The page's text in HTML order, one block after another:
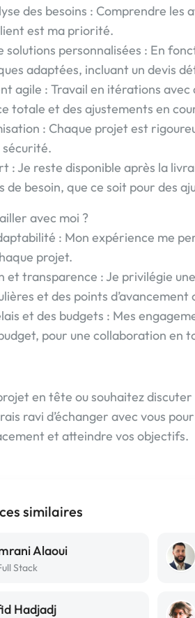
des besoins : Comprendre les
est ma priorité.
solutions personnalisées : En
adaptées, incluant un devis
agile : Travail en itérations
totale et des ajustements en
: Chaque projet est
: Je reste disponible après la
de besoin, que ce soit pour des
avec moi ?
: Mon expérience me
projet.
et transparence : Je privilégie
et des points d’avancement
et des budgets : Mes
pour une collaboration en
en tête ou souhaitez discuter
ravi d’échanger avec vous
et atteindre vos objectifs.
similaires
Alaoui
Stack
Hadjadj